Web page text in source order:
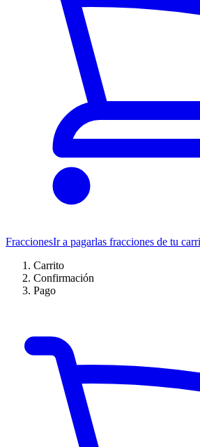
FraccionesIr a pagarlas fracciones de tu
Carrito
Confirmación
Pago